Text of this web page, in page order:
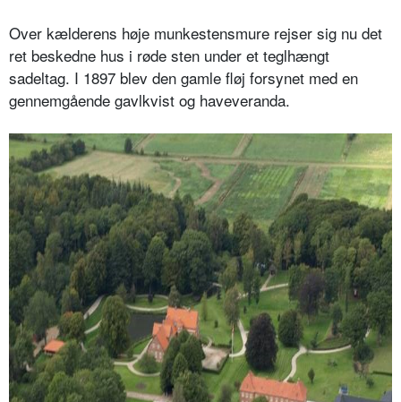
Over kælderens høje munkestensmure rejser sig nu det
ret beskedne hus i røde sten under et teglhængt
sadeltag. I 1897 blev den gamle fløj forsynet med en
gennemgående gavlkvist og haveveranda.